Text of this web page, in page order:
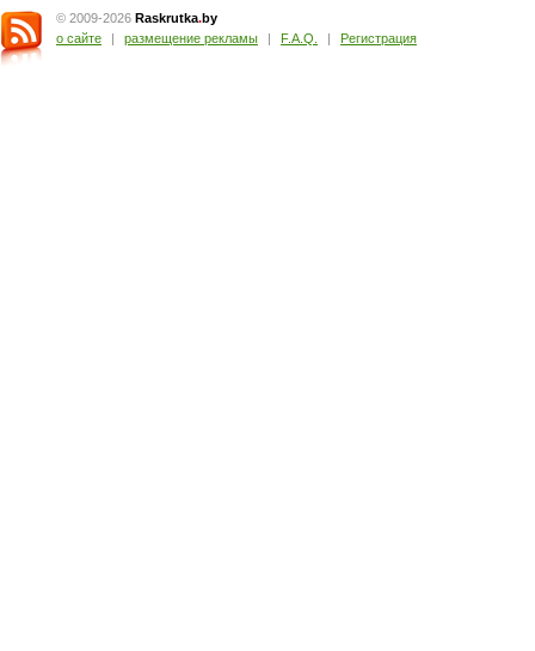
© 2009-2026 Raskrutka.by
о сайте
| размещение рекламы | F.A.Q. | Регистрация